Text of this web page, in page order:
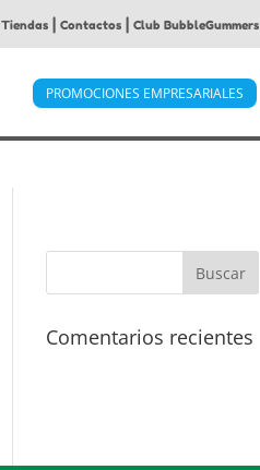
Tiendas| Contactos| Club BubbleGummers
PROMOCIONES EMPRESARIALES
Comentarios recientes